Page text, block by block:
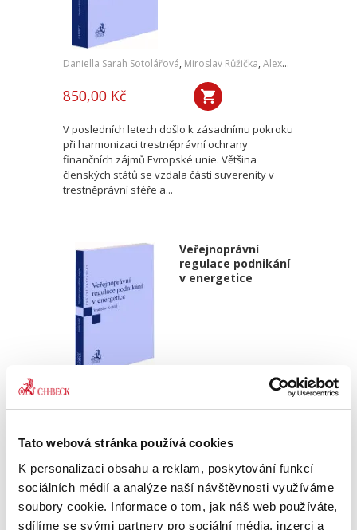
Tato webová stránka používá cookies
K personalizaci obsahu a reklam, poskytování funkcí
sociálních médií a analýze naší návštěvnosti využíváme
soubory cookie. Informace o tom, jak náš web používáte,
sdílíme se svými partnery pro sociální média, inzerci a
Daniella Sarah Sotolářová, Miroslav Růžička, Alexander Sotolář
850,00 Kč
V posledních letech došlo k zásadnímu pokroku
při harmonizaci trestněprávní ochrany
finančních zájmů Evropské unie. Většina
členských států se vzdala části suverenity v
trestněprávní sféře a...
Veřejnoprávní
regulace podnikání
v energetice
Vratislav Košťál,
se o jeho dlouholetou profesní zkušenost jak
na straně regulovaných podnikatelů, tak z
pozice regulátora, do spletité právní úpravy...